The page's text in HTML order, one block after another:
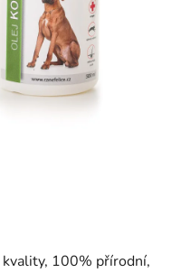
100% přírodní,